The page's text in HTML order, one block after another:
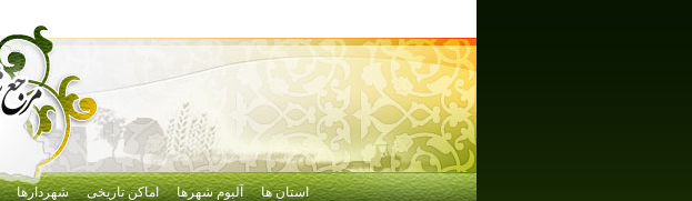
استان ها آلبوم شهرها اماکن تاریخی شهردارها